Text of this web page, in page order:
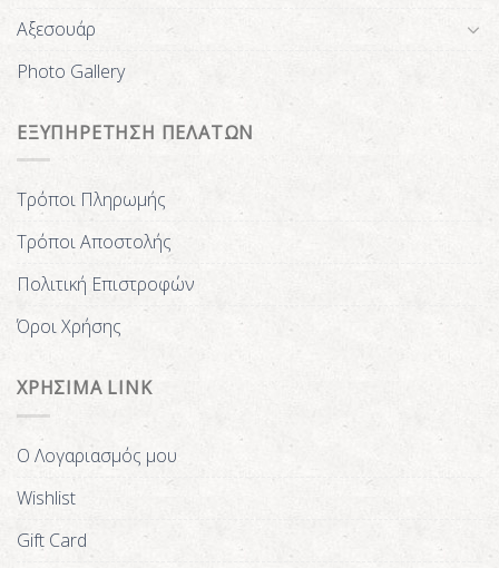
Αξεσουάρ
Photo Gallery
ΕΞΥΠΗΡΕΤΗΣΗ ΠΕΛΑΤΩΝ
Τρόποι Πληρωμής
Τρόποι Αποστολής
Πολιτική Επιστροφών
Όροι Χρήσης
ΧΡΗΣΙΜΑ LINK
Ο Λογαριασμός μου
Wishlist
Gift Card